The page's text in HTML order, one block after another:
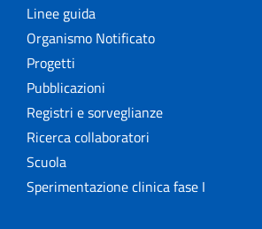
Linee guida
Organismo Notificato
Progetti
Pubblicazioni
Registri e sorveglianze
Ricerca collaboratori
Scuola
Sperimentazione clinica fase I